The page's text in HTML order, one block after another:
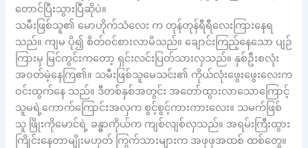
တောင်ပြီးသွားပြီဆိုပဲ။
သမီးဖြစ်သူ၏ မောဟိုက်သံလေး က တုန်တုန်ရီရီလေးကြားနေရ
သည်။ ကျမ ပို၍ စိတ်ဝင်စားလာမိသည်။ ချောင်းကြည့်နေသော ပျဉ်
ကြားမှ မြင်ကွင်းကတော့ ရှင်းလင်းပြတ်သားလှသည်။ နှစ်ဦးစလုံး
အဝတ်မဲ့နေကြ၏။ သမီးဖြစ်သူမေသင်း၏ ကိုယ်လုံးဖွေးဖွေးလေးက
ဝင်းထွက်နေ သည်။ ဒီတစ်နှစ်အတွင်း အတော်ထွားလာသောကြောင့်
သူမရဲ့ကောက်ကြောင်းအလှက စွင့်စွင့်ကားကားလေး။ သမက်ဖြစ်
သူ ဖြိုးကိုမောင်ရဲ့ ခန္ဓာကိုယ်က ကျစ်လျစ်လှသည်။ အရမ်းကြီးထွား
ကြိုင်းနေတာမျိုးမဟုတ် ကြွက်သားများက အဖုဖုအထစ် ထစ်တွေ။